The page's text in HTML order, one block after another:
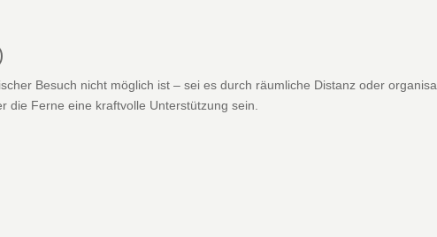
Besuch nicht möglich ist – sei es durch räumliche Distanz oder
die Ferne eine kraftvolle Unterstützung sein.